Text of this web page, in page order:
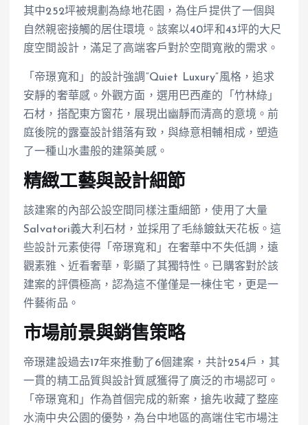
其中252坪被規劃為綠地花園，為住戶提供了一個與
自然親密接觸的居住環境。該案以40坪和43坪的大尺
度空間設計，滿足了高端客戶對於空間寬敞的需求。
「帝璟寬和」的設計強調“Quiet Luxury”風格，追求
安靜的奢華感。外觀方面，選用巴西產的「竹林綠」
石材，搭配東方窗花，展現出幽靜而清高的意境。前
庭後院的露臺設計錯落有致，與綠意相輔相成，塑造
了一種山水畫般的建築美感。
精緻工藝與設計細節
該建案的內部公設空間同樣注重細節，使用了大量
Salvatori義大利石材，並採用了毛絲鍍鈦天花板。這
些設計元素使得「帝璟寬和」在奢華中不失低調，遠
觀素雅、近看奢華，彰顯了其獨特性。已購客對於該
建案的評價極高，認為這不僅僅是一棟住宅，更是一
件藝術品。
市場前景與銷售策略
帝璟建設過去17年來推動了6個建案，共計254戶，其
一貫的精工品質與設計質感獲得了廣泛的市場認可。
「帝璟寬和」作為首個完成的新案，搶先收藏了整座
水湳中央公園的優勢，為台中地區的高端住宅市場注